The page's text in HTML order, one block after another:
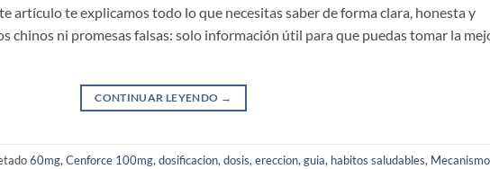
artículo te explicamos todo lo que necesitas saber de forma clara, honesta y
chinos ni promesas falsas: solo información útil para que puedas tomar la
CONTINUAR LEYENDO →
60mg, Cenforce 100mg, dosificacion, dosis, ereccion, guia, habitos saludables,